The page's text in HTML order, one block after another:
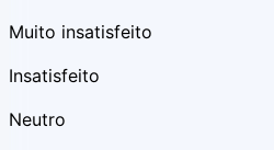
Muito insatisfeito
Insatisfeito
Neutro